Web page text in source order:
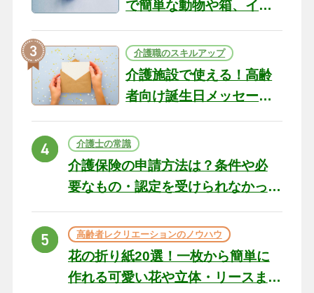
で簡単な動物や箱、イン
介護職のスキルアップ
介護施設で使える！高齢
者向け誕生日メッセージ
ト
介護士の常識
介護保険の申請方法は？条件や必
要なもの・認定を受けられなかっ
高齢者レクリエーションのノウハウ
花の折り紙20選！一枚から簡単に
作れる可愛い花や立体・リースま